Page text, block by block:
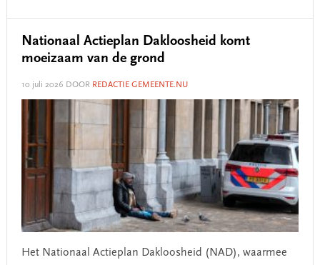
Nationaal Actieplan Dakloosheid komt
moeizaam van de grond
10 juli 2026 DOOR REDACTIE GEMEENTE.NU
Het Nationaal Actieplan Dakloosheid (NAD), waarmee